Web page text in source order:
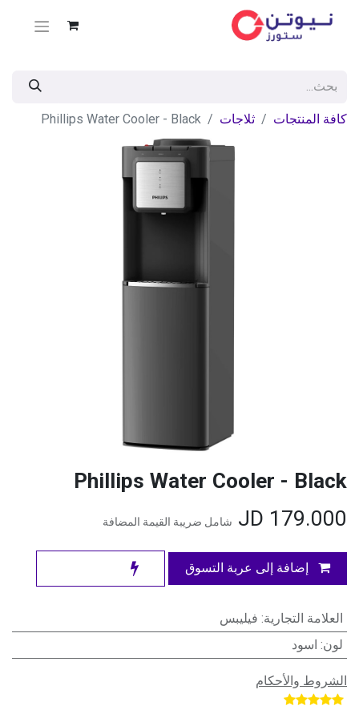
كافة المنتجات ثلاجات Phillips Water Cooler - Black
Phillips Water Cooler - Black
179.000
شامل ضريبة القيمة المضافة
إضافة إلى عربة التسوق
العلامة التجارية: فيليبس
لون: اسود
الشروط والأحكام